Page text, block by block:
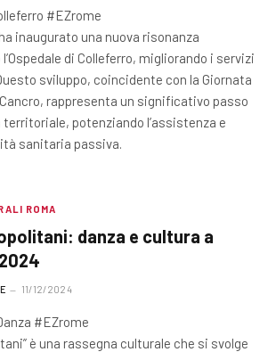
#EZrome
inaugurato una nuova risonanza
di Colleferro, migliorando i servizi
sviluppo, coincidente con la Giornata
rappresenta un significativo passo
potenziando l’assistenza e
sanitaria passiva.
ROMA
danza e cultura a
11/12/2024
#EZrome
è una rassegna culturale che si svolge